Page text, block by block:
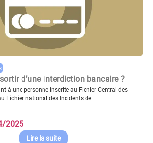
d’une interdiction bancaire ?
à une personne inscrite au Fichier Central des
Fichier national des Incidents de
2025
Lire la suite